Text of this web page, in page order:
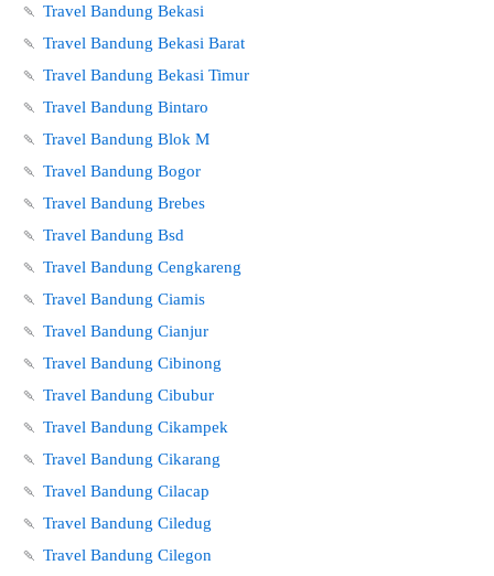
🍡 Travel Bandung Bekasi
🍡 Travel Bandung Bekasi Barat
🍡 Travel Bandung Bekasi Timur
🍡 Travel Bandung Bintaro
🍡 Travel Bandung Blok M
🍡 Travel Bandung Bogor
🍡 Travel Bandung Brebes
🍡 Travel Bandung Bsd
🍡 Travel Bandung Cengkareng
🍡 Travel Bandung Ciamis
🍡 Travel Bandung Cianjur
🍡 Travel Bandung Cibinong
🍡 Travel Bandung Cibubur
🍡 Travel Bandung Cikampek
🍡 Travel Bandung Cikarang
🍡 Travel Bandung Cilacap
🍡 Travel Bandung Ciledug
🍡 Travel Bandung Cilegon